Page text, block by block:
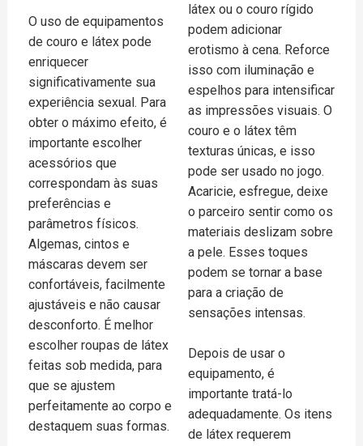
O uso de equipamentos
de couro e látex pode
enriquecer
significativamente sua
experiência sexual. Para
obter o máximo efeito, é
importante escolher
acessórios que
correspondam às suas
preferências e
parâmetros físicos.
Algemas, cintos e
máscaras devem ser
confortáveis, facilmente
ajustáveis e não causar
desconforto. É melhor
escolher roupas de látex
feitas sob medida, para
que se ajustem
perfeitamente ao corpo e
destaquem suas formas.
látex ou o couro rígido
podem adicionar
erotismo à cena. Reforce
isso com iluminação e
espelhos para intensificar
as impressões visuais. O
couro e o látex têm
texturas únicas, e isso
pode ser usado no jogo.
Acaricie, esfregue, deixe
o parceiro sentir como os
materiais deslizam sobre
a pele. Esses toques
podem se tornar a base
para a criação de
sensações intensas.
Depois de usar o
equipamento, é
importante tratá-lo
adequadamente. Os itens
de látex requerem